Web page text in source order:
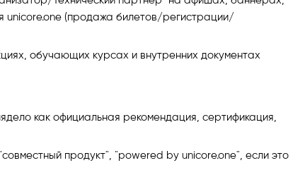
unicore.one (продажа билетов/регистрации/
обучающих курсах и внутренних документах
как официальная рекомендация, сертификация,
продукт", "powered by unicore.one", если это